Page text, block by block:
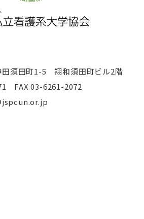
田須田町1-5 翔和須田町ビル2階
FAX 03-6261-2072